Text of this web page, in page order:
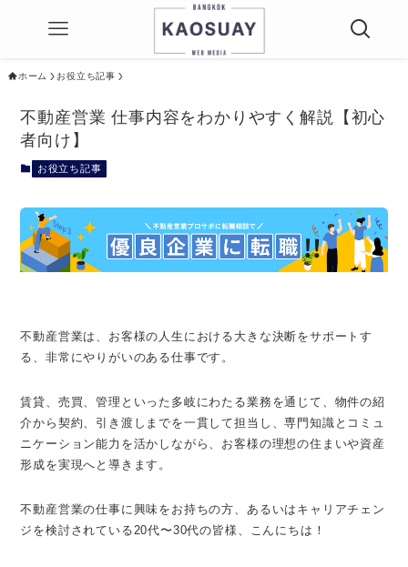
ホーム お役立ち記事
不動産営業 仕事内容をわかりやすく解説【初心
者向け】
お役立ち記事
不動産営業は、お客様の人生における大きな決断をサポートす
る、非常にやりがいのある仕事です。
賃貸、売買、管理といった多岐にわたる業務を通じて、物件の紹
介から契約、引き渡しまでを一貫して担当し、専門知識とコミュ
ニケーション能力を活かしながら、お客様の理想の住まいや資産
形成を実現へと導きます。
不動産営業の仕事に興味をお持ちの方、あるいはキャリアチェン
ジを検討されている20代〜30代の皆様、こんにちは！